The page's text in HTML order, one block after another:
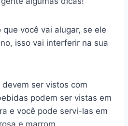
que você vai alugar, se ele
isso vai interferir na sua
ser vistos com
podem ser vistas em
e você pode servi-las em